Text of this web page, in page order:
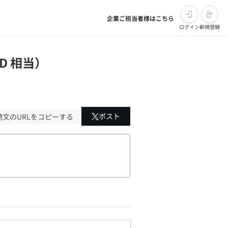
企業ご担当者様はこちら
ログイン新規登録
当）
文のURLをコピーする ポスト